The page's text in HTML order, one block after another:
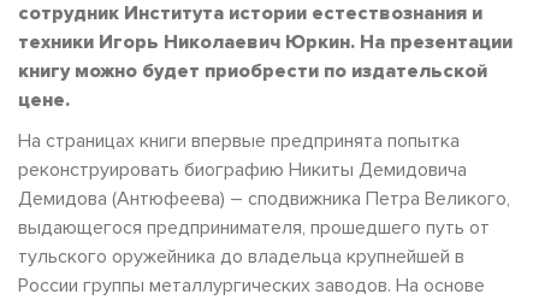
сотрудник Института истории естествознания и
техники Игорь Николаевич Юркин. На презентации
книгу можно будет приобрести по издательской
цене.
На страницах книги впервые предпринята попытка
реконструировать биографию Никиты Демидовича
Демидова (Антюфеева) – сподвижника Петра Великого,
выдающегося предпринимателя, прошедшего путь от
тульского оружейника до владельца крупнейшей в
России группы металлургических заводов. На основе